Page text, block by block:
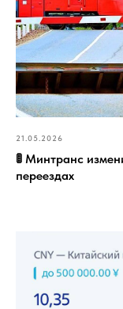
21.05.2026
🚦 Минтранс
переездах